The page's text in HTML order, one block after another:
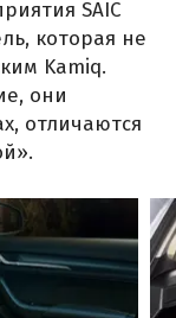
SAIC
которая не
Kamiq.
они
отличаются